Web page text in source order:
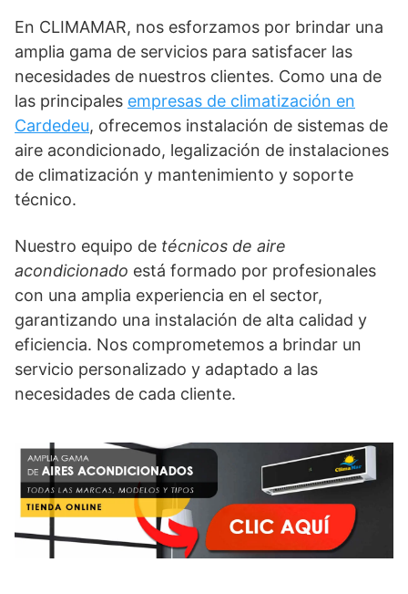
En CLIMAMAR, nos esforzamos por brindar una
amplia gama de servicios para satisfacer las
necesidades de nuestros clientes. Como una de
las principales empresas de climatización en
Cardedeu, ofrecemos instalación de sistemas de
aire acondicionado, legalización de instalaciones
de climatización y mantenimiento y soporte
técnico.
Nuestro equipo de técnicos de aire
acondicionado está formado por profesionales
con una amplia experiencia en el sector,
garantizando una instalación de alta calidad y
eficiencia. Nos comprometemos a brindar un
servicio personalizado y adaptado a las
necesidades de cada cliente.